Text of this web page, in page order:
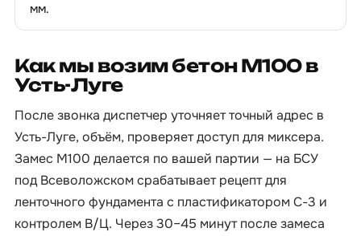
мм.
Как мы возим бетон М100 в
Усть-Луге
После звонка диспетчер уточняет точный адрес в
Усть-Луге, объём, проверяет доступ для миксера.
Замес М100 делается по вашей партии — на БСУ
под Всеволожском срабатывает рецепт для
ленточного фундамента с пластификатором С-3 и
контролем В/Ц. Через 30–45 минут после замеса